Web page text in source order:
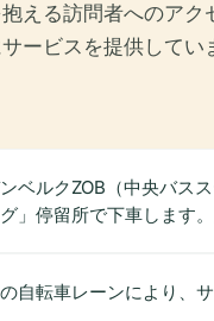
える訪問者へのア
ービスを提供してい
ベルクZOB（中央バス
」停留所で下車します
自転車レーンにより、